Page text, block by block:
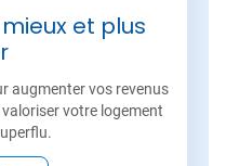
et plus
augmenter vos revenus
votre logement